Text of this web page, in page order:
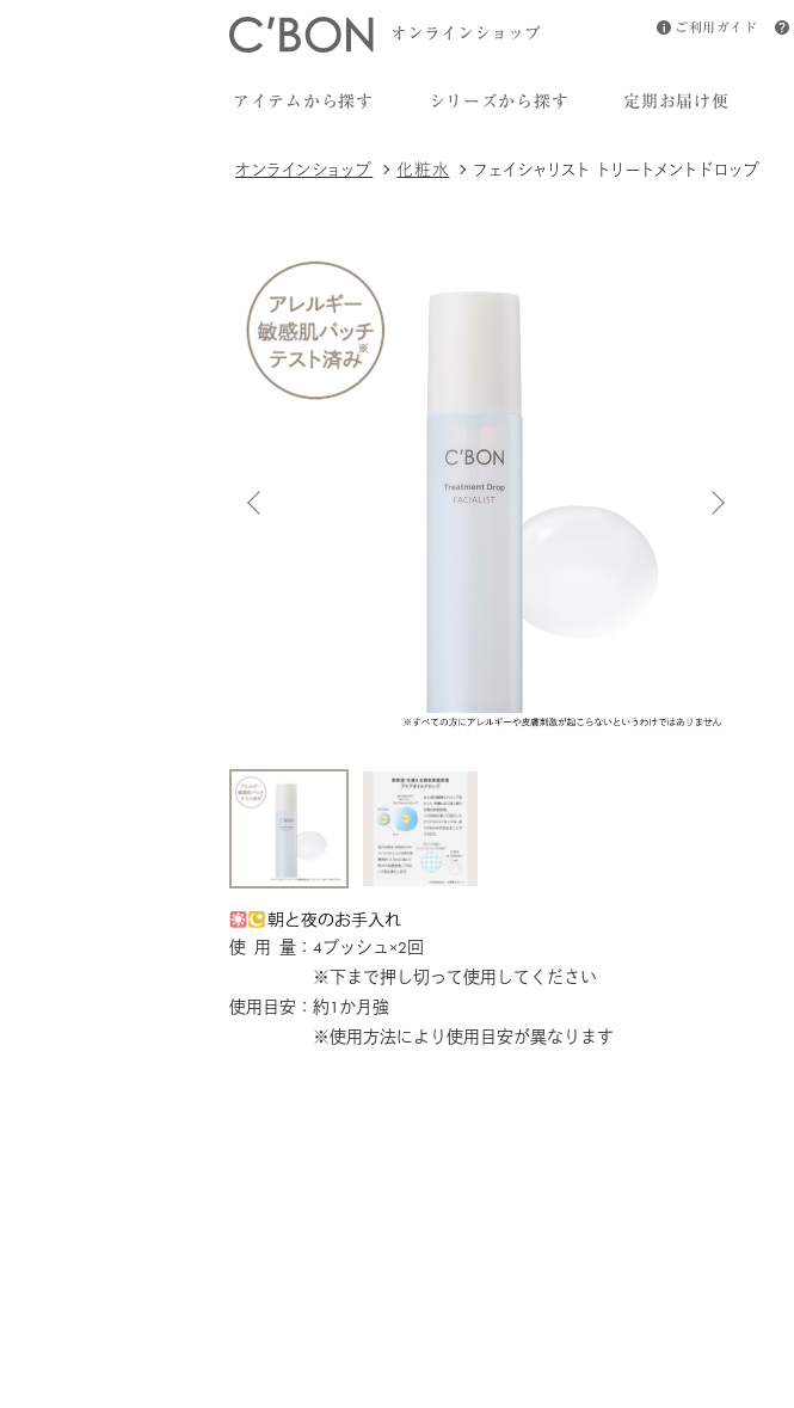
オンラインショップ ご利用ガイド
アイテムから探す シリーズから探す 定期お届け便
オンラインショップ 化粧水 フェイシャリスト トリートメントドロップ
使 用 量：4プッシュ×2回
※下まで押し切って使用してください
使用目安：約1か月強
※使用方法により使用目安が異なります